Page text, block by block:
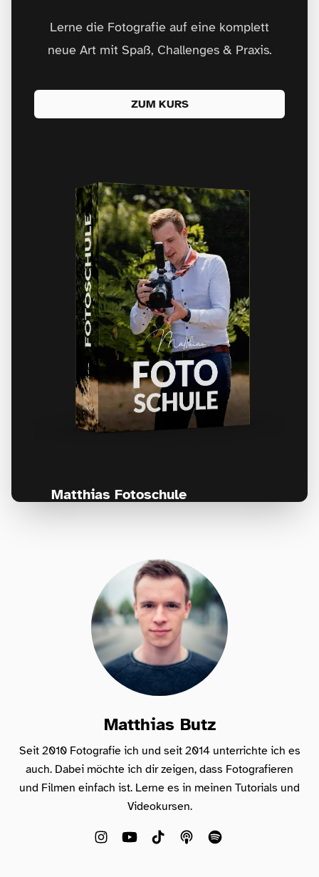
Lerne die Fotografie auf eine komplett
neue Art mit Spaß, Challenges & Praxis.
ZUM KURS
Matthias Fotoschule
Matthias Butz
Seit 2010 Fotografie ich und seit 2014 unterrichte ich es
auch. Dabei möchte ich dir zeigen, dass Fotografieren
und Filmen einfach ist. Lerne es in meinen Tutorials und
Videokursen.